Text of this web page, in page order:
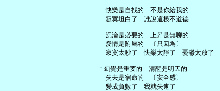
     快樂是自找的　不是你給我的
     寂寞坦白了　誰說這樣不道德
     沉淪是必要的　上昇是無聊的
     愛情是附屬的　〔只因為〕
     寂寞太吵了　快樂太靜了　憂鬱太放了
   ＊幻覺是重要的　清醒是明天的
     失去是宿命的　〔安全感〕
     變成負數了　我就失速了